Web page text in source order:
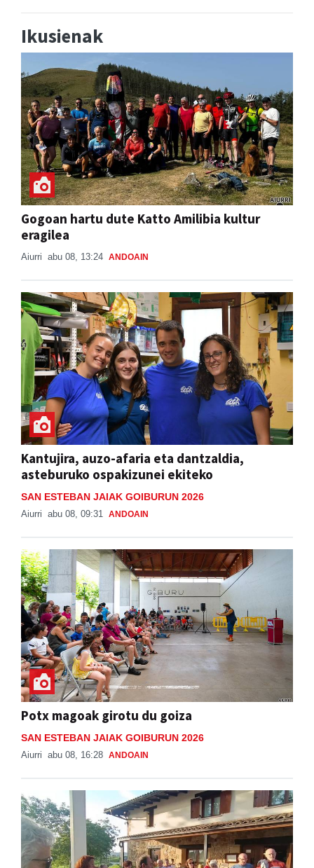
Ikusienak
Gogoan hartu dute Katto Amilibia kultur
eragilea
Aiurri abu 08, 13:24 ANDOAIN
Kantujira, auzo-afaria eta dantzaldia,
asteburuko ospakizunei ekiteko
SAN ESTEBAN JAIAK GOIBURUN 2026
Aiurri abu 08, 09:31 ANDOAIN
Potx magoak girotu du goiza
SAN ESTEBAN JAIAK GOIBURUN 2026
Aiurri abu 08, 16:28 ANDOAIN